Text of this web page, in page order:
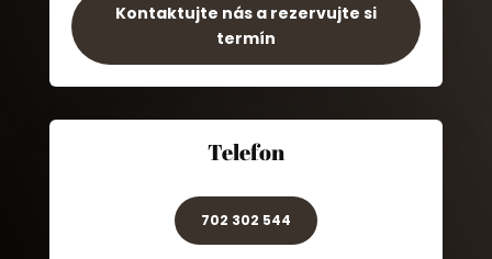
Kontaktujte nás a rezervujte si
termín
Telefon
702 302 544